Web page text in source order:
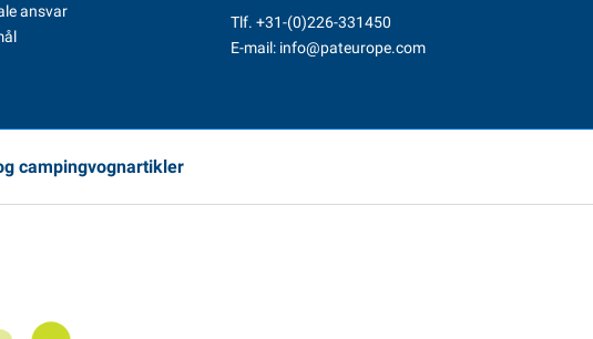
ansvar
Tlf. +31-(0)226-331450
E-mail: info@pateurope.com
campingvognartikler